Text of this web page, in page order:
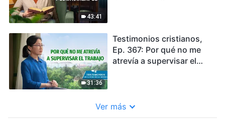
43:41
31:36
Testimonios cristianos,
Ep. 367: Por qué no me
atrevía a supervisar el
Ver más